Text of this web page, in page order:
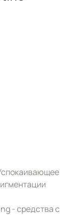
- средства с